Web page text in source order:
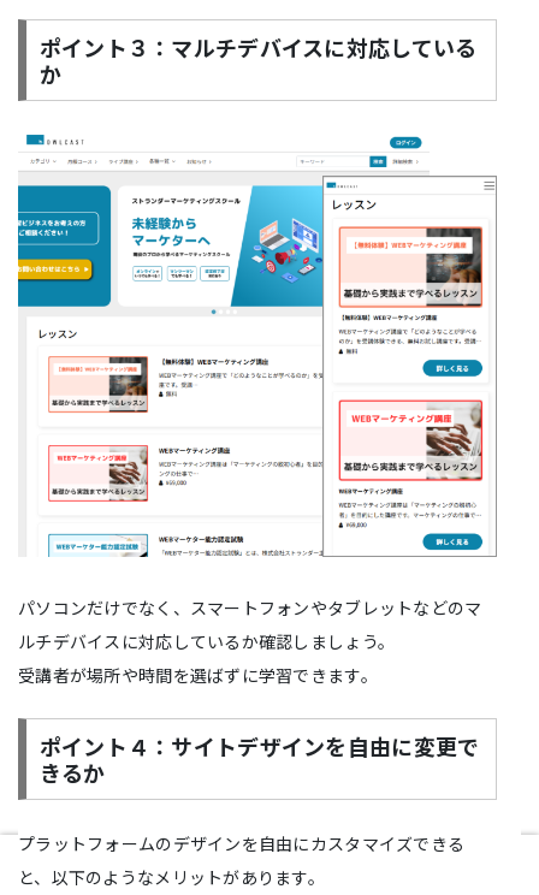
ポイント３：マルチデバイスに対応している
か
パソコンだけでなく、スマートフォンやタブレットなどのマ
ルチデバイスに対応しているか確認しましょう。
受講者が場所や時間を選ばずに学習できます。
ポイント４：サイトデザインを自由に変更で
きるか
プラットフォームのデザインを自由にカスタマイズできる
と、以下のようなメリットがあります。
ホーム 検索